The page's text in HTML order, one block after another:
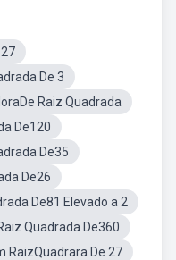
De 3
Raiz Quadrada
De120
De35
De26
De81 Elevado a 2
Quadrada De360
RaizQuadrara De 27